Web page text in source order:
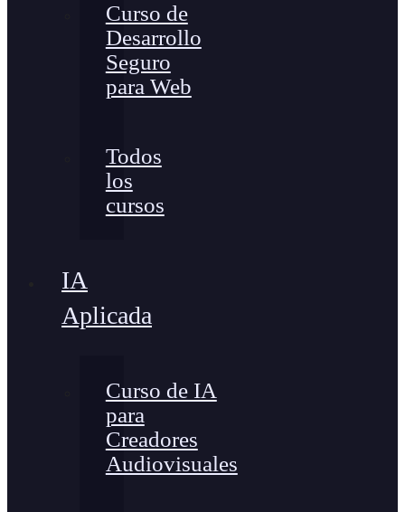
Curso de
Desarrollo
Seguro
para Web
Todos
los
cursos
IA
Aplicada
Curso de IA
para
Creadores
Audiovisuales